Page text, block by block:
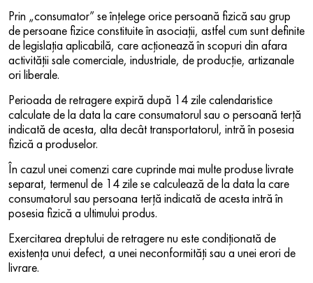
Prin „consumator” se înțelege orice persoană fizică sau grup
de persoane fizice constituite în asociații, astfel cum sunt definite
de legislația aplicabilă, care acționează în scopuri din afara
activității sale comerciale, industriale, de producție, artizanale
ori liberale.
Perioada de retragere expiră după 14 zile calendaristice
calculate de la data la care consumatorul sau o persoană terță
indicată de acesta, alta decât transportatorul, intră în posesia
fizică a produselor.
În cazul unei comenzi care cuprinde mai multe produse livrate
separat, termenul de 14 zile se calculează de la data la care
consumatorul sau persoana terță indicată de acesta intră în
posesia fizică a ultimului produs.
Exercitarea dreptului de retragere nu este condiționată de
existența unui defect, a unei neconformități sau a unei erori de
livrare.